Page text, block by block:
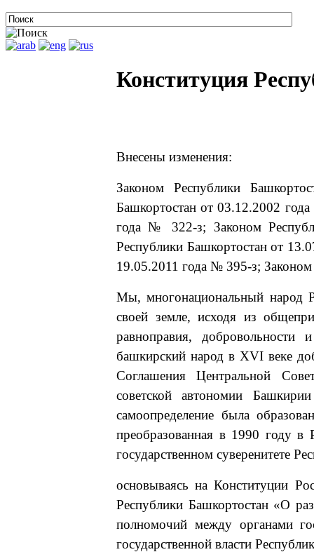
Конституция
Внесены изменения:
Законом Республики
Башкортостан от 03.12.2002
года № 322-з; Законом
Республики Башкортостан от
19.05.2011 года № 395-з;
Мы, многонациональный народ
своей земле, исходя из
равноправия,
башкирский народ в XVI веке
Соглашения Центральной
советской автономии
самоопределение была
преобразованная в 1990 году в
государственном суверенитете
основываясь на Конституции
Республики Башкортостан «О
полномочий между органами
государственной власти